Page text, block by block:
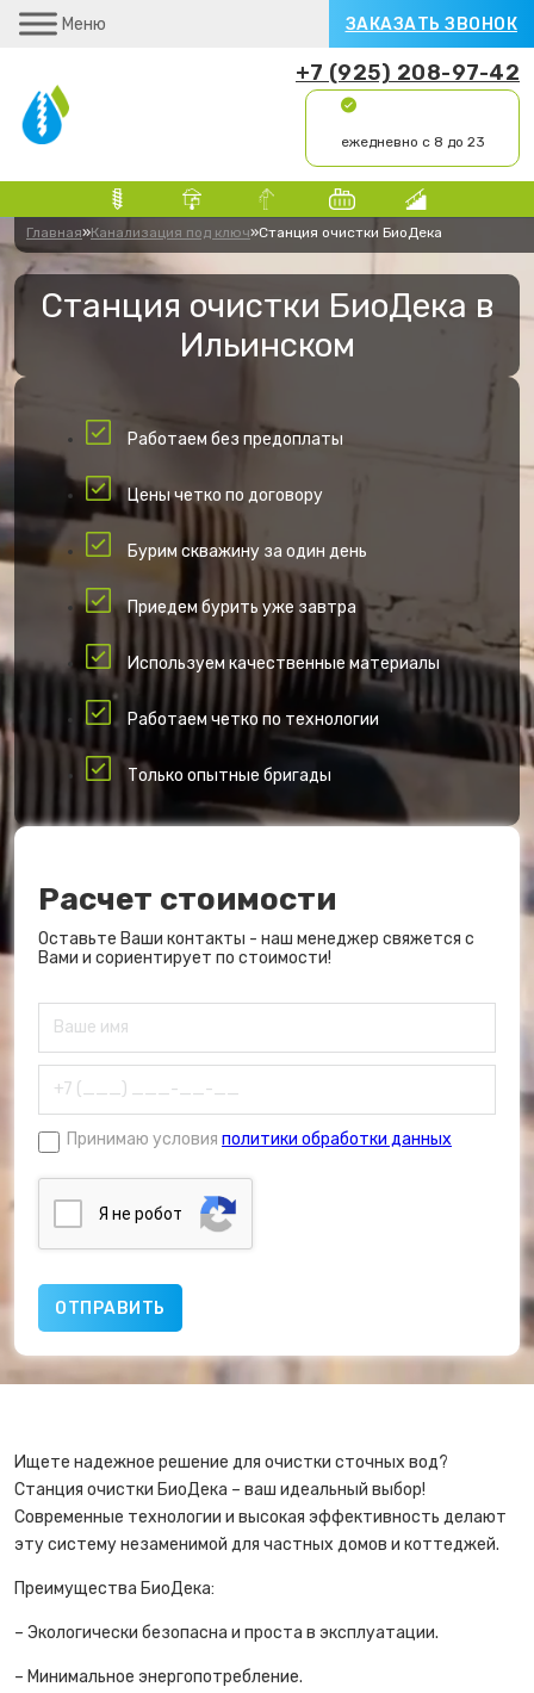
Меню ЗАКАЗАТЬ ЗВОНОК
+7 (925) 208-97-42
ежедневно с 8 до 23
Главная»Канализация под ключ»Станция очистки БиоДека
Станция очистки БиоДека в
Ильинском
Работаем без предоплаты
Цены четко по договору
Бурим скважину за один день
Приедем бурить уже завтра
Используем качественные материалы
Работаем четко по технологии
Только опытные бригады
Расчет стоимости
Оставьте Ваши контакты - наш менеджер свяжется с
Вами и сориентирует по стоимости!
Принимаю условия политики обработки данных
Я нe poбoт
Ищете надежное решение для очистки сточных вод?
Станция очистки БиоДека – ваш идеальный выбор!
Современные технологии и высокая эффективность делают
эту систему незаменимой для частных домов и коттеджей.
Преимущества БиоДека:
– Экологически безопасна и проста в эксплуатации.
– Минимальное энергопотребление.